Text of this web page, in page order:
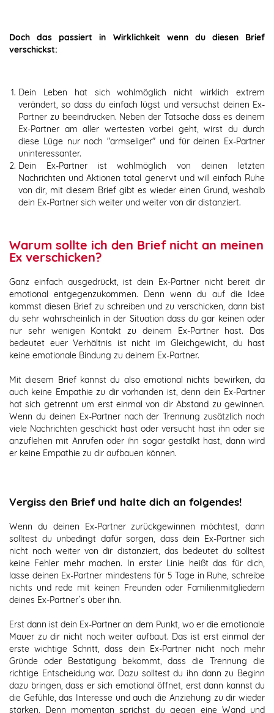
Doch das passiert in Wirklichkeit wenn du diesen Brief
verschickst:
Dein Leben hat sich wohlmöglich nicht wirklich extrem
verändert, so dass du einfach lügst und versuchst deinen Ex-
Partner zu beeindrucken. Neben der Tatsache dass es deinem
Ex-Partner am aller wertesten vorbei geht, wirst du durch
diese Lüge nur noch "armseliger" und für deinen Ex-Partner
uninteressanter.
Dein Ex-Partner ist wohlmöglich von deinen letzten
Nachrichten und Aktionen total genervt und will einfach Ruhe
von dir, mit diesem Brief gibt es wieder einen Grund, weshalb
dein Ex-Partner sich weiter und weiter von dir distanziert.
Warum sollte ich den Brief nicht an meinen
Ex verschicken?
Ganz einfach ausgedrückt, ist dein Ex-Partner nicht bereit dir
emotional entgegenzukommen. Denn wenn du auf die Idee
kommst diesen Brief zu schreiben und zu verschicken, dann bist
du sehr wahrscheinlich in der Situation dass du gar keinen oder
nur sehr wenigen Kontakt zu deinem Ex-Partner hast. Das
bedeutet euer Verhältnis ist nicht im Gleichgewicht, du hast
keine emotionale Bindung zu deinem Ex-Partner.
Mit diesem Brief kannst du also emotional nichts bewirken, da
auch keine Empathie zu dir vorhanden ist, denn dein Ex-Partner
hat sich getrennt um erst einmal von dir Abstand zu gewinnen.
Wenn du deinen Ex-Partner nach der Trennung zusätzlich noch
viele Nachrichten geschickt hast oder versucht hast ihn oder sie
anzuflehen mit Anrufen oder ihn sogar gestalkt hast, dann wird
er keine Empathie zu dir aufbauen können.
Vergiss den Brief und halte dich an folgendes!
Wenn du deinen Ex-Partner zurückgewinnen möchtest, dann
solltest du unbedingt dafür sorgen, dass dein Ex-Partner sich
nicht noch weiter von dir distanziert, das bedeutet du solltest
keine Fehler mehr machen. In erster Linie heißt das für dich,
lasse deinen Ex-Partner mindestens für 5 Tage in Ruhe, schreibe
nichts und rede mit keinen Freunden oder Familienmitgliedern
deines Ex-Partner´s über ihn.
Erst dann ist dein Ex-Partner an dem Punkt, wo er die emotionale
Mauer zu dir nicht noch weiter aufbaut. Das ist erst einmal der
erste wichtige Schritt, dass dein Ex-Partner nicht noch mehr
Gründe oder Bestätigung bekommt, dass die Trennung die
richtige Entscheidung war. Dazu solltest du ihn dann zu Beginn
dazu bringen, dass er sich emotional öffnet, erst dann kannst du
die Gefühle, das Interesse und auch die Anziehung zu dir wieder
stärken. Denn momentan sprichst du gegen eine Wand und